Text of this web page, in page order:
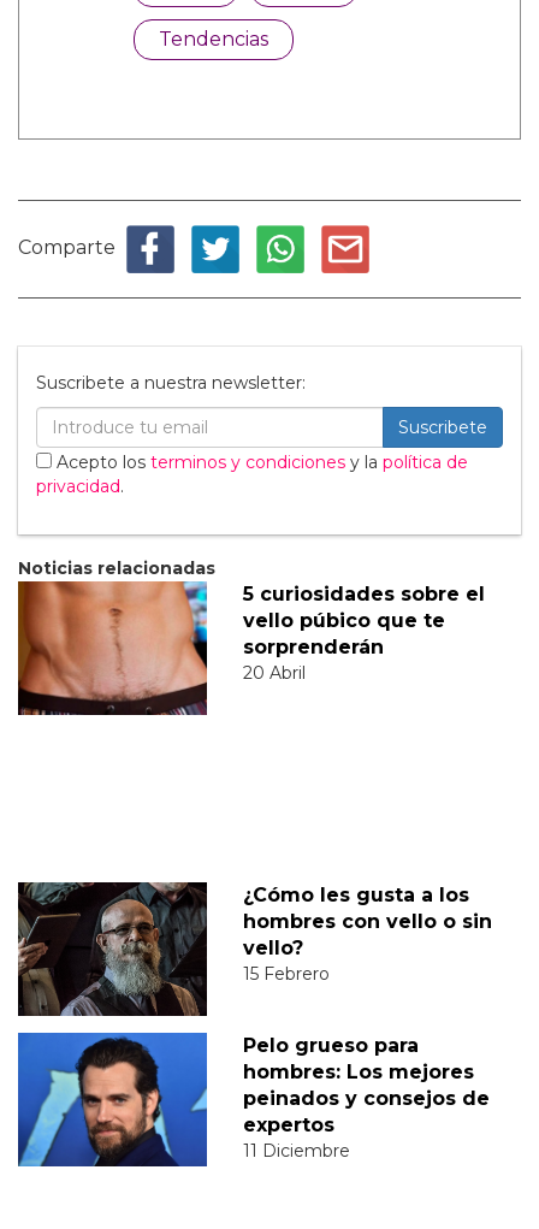
Tendencias
Comparte
Suscribete a nuestra newsletter:
Suscribete
Acepto los terminos y condiciones y la política de
privacidad.
Noticias relacionadas
5 curiosidades sobre el
vello púbico que te
sorprenderán
20 Abril
¿Cómo les gusta a los
hombres con vello o sin
vello?
15 Febrero
Pelo grueso para
hombres: Los mejores
peinados y consejos de
expertos
11 Diciembre